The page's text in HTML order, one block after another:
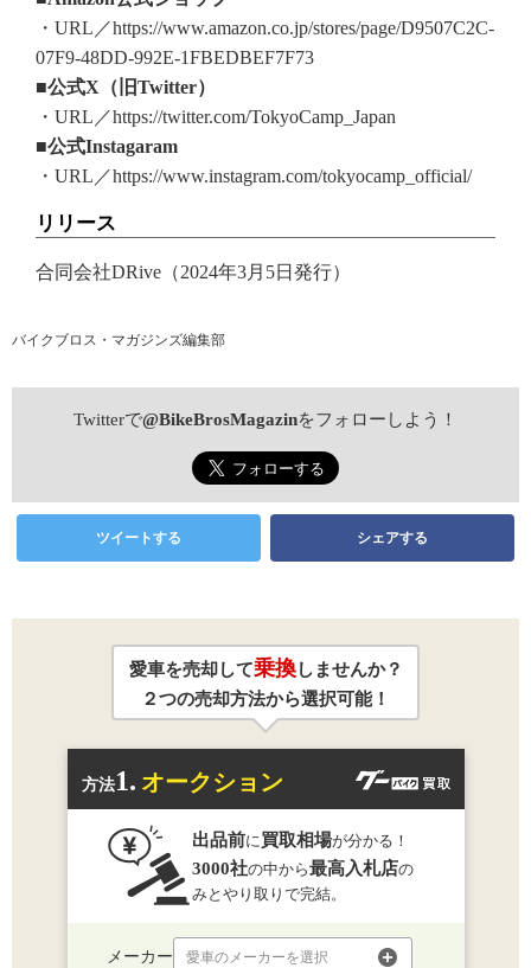
・URL／https://www.amazon.co.jp/stores/page/D9507C2C-
07F9-48DD-992E-1FBEDBEF7F73
■公式X（旧Twitter）
・URL／https://twitter.com/TokyoCamp_Japan
■公式Instagaram
・URL／https://www.instagram.com/tokyocamp_official/
リリース
合同会社DRive（2024年3月5日発行）
バイクブロス・マガジンズ編集部
Twitterで@BikeBrosMagazinをフォローしよう！
ツイートする シェアする
愛車を売却して乗換しませんか？
２つの売却方法から選択可能！
方法1. オークション
出品前に 買取相場が分かる！
3000社の中から最高入札店の
みとやり取りで完結。
メーカー 愛車のメーカーを選択